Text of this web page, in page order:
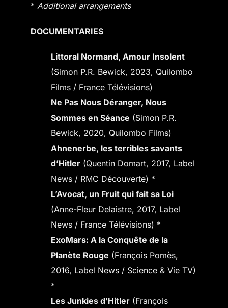
* Additional arrangements
DOCUMENTARIES
Littoral Normand, Amour Insolent
(Simon P.R. Bewick, 2023, Quilombo
Films / France Télévisions)
Ne Pas Nous Déranger, Nous
Sommes en Séance (Simon P.R.
Bewick, 2020, Quilombo Films)
Ahnenerbe, les terribles savants
d’Hitler (Quentin Domart, 2017, Label
News / RMC Découverte) *
L’Avocat, un Fruit qui fait sa Loi
(Anne-Fleur Delaistre, 2017, Label
News / France Télévisions) *
ExoMars: A la Conquête de la
Planète Rouge (François Pomès,
2016, Label News / Science & Vie TV)
*
Les Junkies d’Hitler (François